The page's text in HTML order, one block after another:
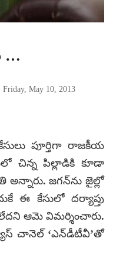
…
Friday, May 10, 2013
పూర్తిగా రాజకీయ
చిన్న పిల్లాడికి కూడా
జగన్‌ను జైల్లో
ఈ కేసులో దర్యాప్తు
ఆమె విమర్శించారు.
చానెల్ ‘ఎన్‌డీటీవీ’తో